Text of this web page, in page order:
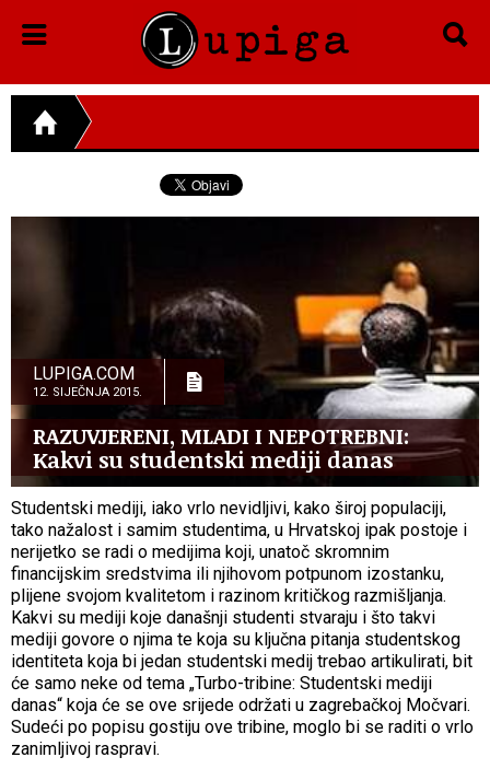
LUPIGA.COM
12. SIJEČNJA 2015.
RAZUVJERENI, MLADI I NEPOTREBNI:
Kakvi su studentski mediji danas
Studentski mediji, iako vrlo nevidljivi, kako široj populaciji,
tako nažalost i samim studentima, u Hrvatskoj ipak postoje i
nerijetko se radi o medijima koji, unatoč skromnim
financijskim sredstvima ili njihovom potpunom izostanku,
plijene svojom kvalitetom i razinom kritičkog razmišljanja.
Kakvi su mediji koje današnji studenti stvaraju i što takvi
mediji govore o njima te koja su ključna pitanja studentskog
identiteta koja bi jedan studentski medij trebao artikulirati, bit
će samo neke od tema „Turbo-tribine: Studentski mediji
danas“ koja će se ove srijede održati u zagrebačkoj Močvari.
Sudeći po popisu gostiju ove tribine, moglo bi se raditi o vrlo
zanimljivoj raspravi.